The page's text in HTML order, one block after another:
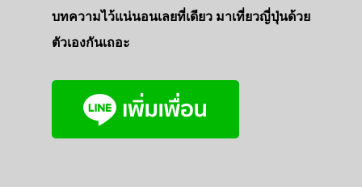
บทความไว้แน่นอนเลยที่เดียว มาเที่ยวญี่ปุ่นด้วย
ตัวเองกันเถอะ
สาระน่ารู้
ภาพประทับใจ